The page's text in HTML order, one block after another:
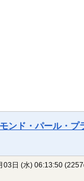
ンド・パール・プ
03日 (水) 06:13:50